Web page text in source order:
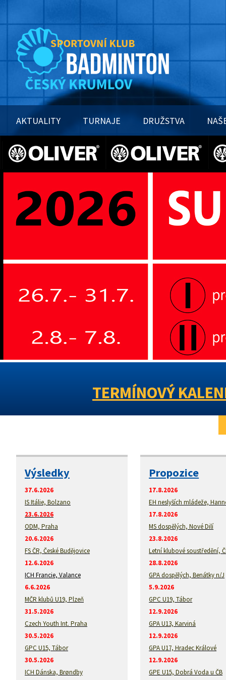
AKTUALITY TURNAJE DRUŽSTVA
TERMÍNOVÝ
Výsledky
37.6.2026
IS Itálie, Bolzano
23.6.2026
ODM, Praha
20.6.2026
FS ČR, České Budějovice
12.6.2026
ICH Francie, Valance
6.6.2026
MČR klubů U19, Plzeň
31.5.2026
Czech Youth Int. Praha
30.5.2026
GPC U15, Tábor
30.5.2026
ICH Dánska, Brøndby
Propozice
17.8.2026
EH neslyších mládeže,
17.8.2026
MS dospělých, Nové Dilí
23.8.2026
Letní klubové soustředění,
28.8.2026
GPA dospělých, Benátky n/J
5.9.2026
GPC U19, Tábor
12.9.2026
GPA U13, Karviná
12.9.2026
GPA U17, Hradec Králové
12.9.2026
GPE U15, Dobrá Voda u ČB